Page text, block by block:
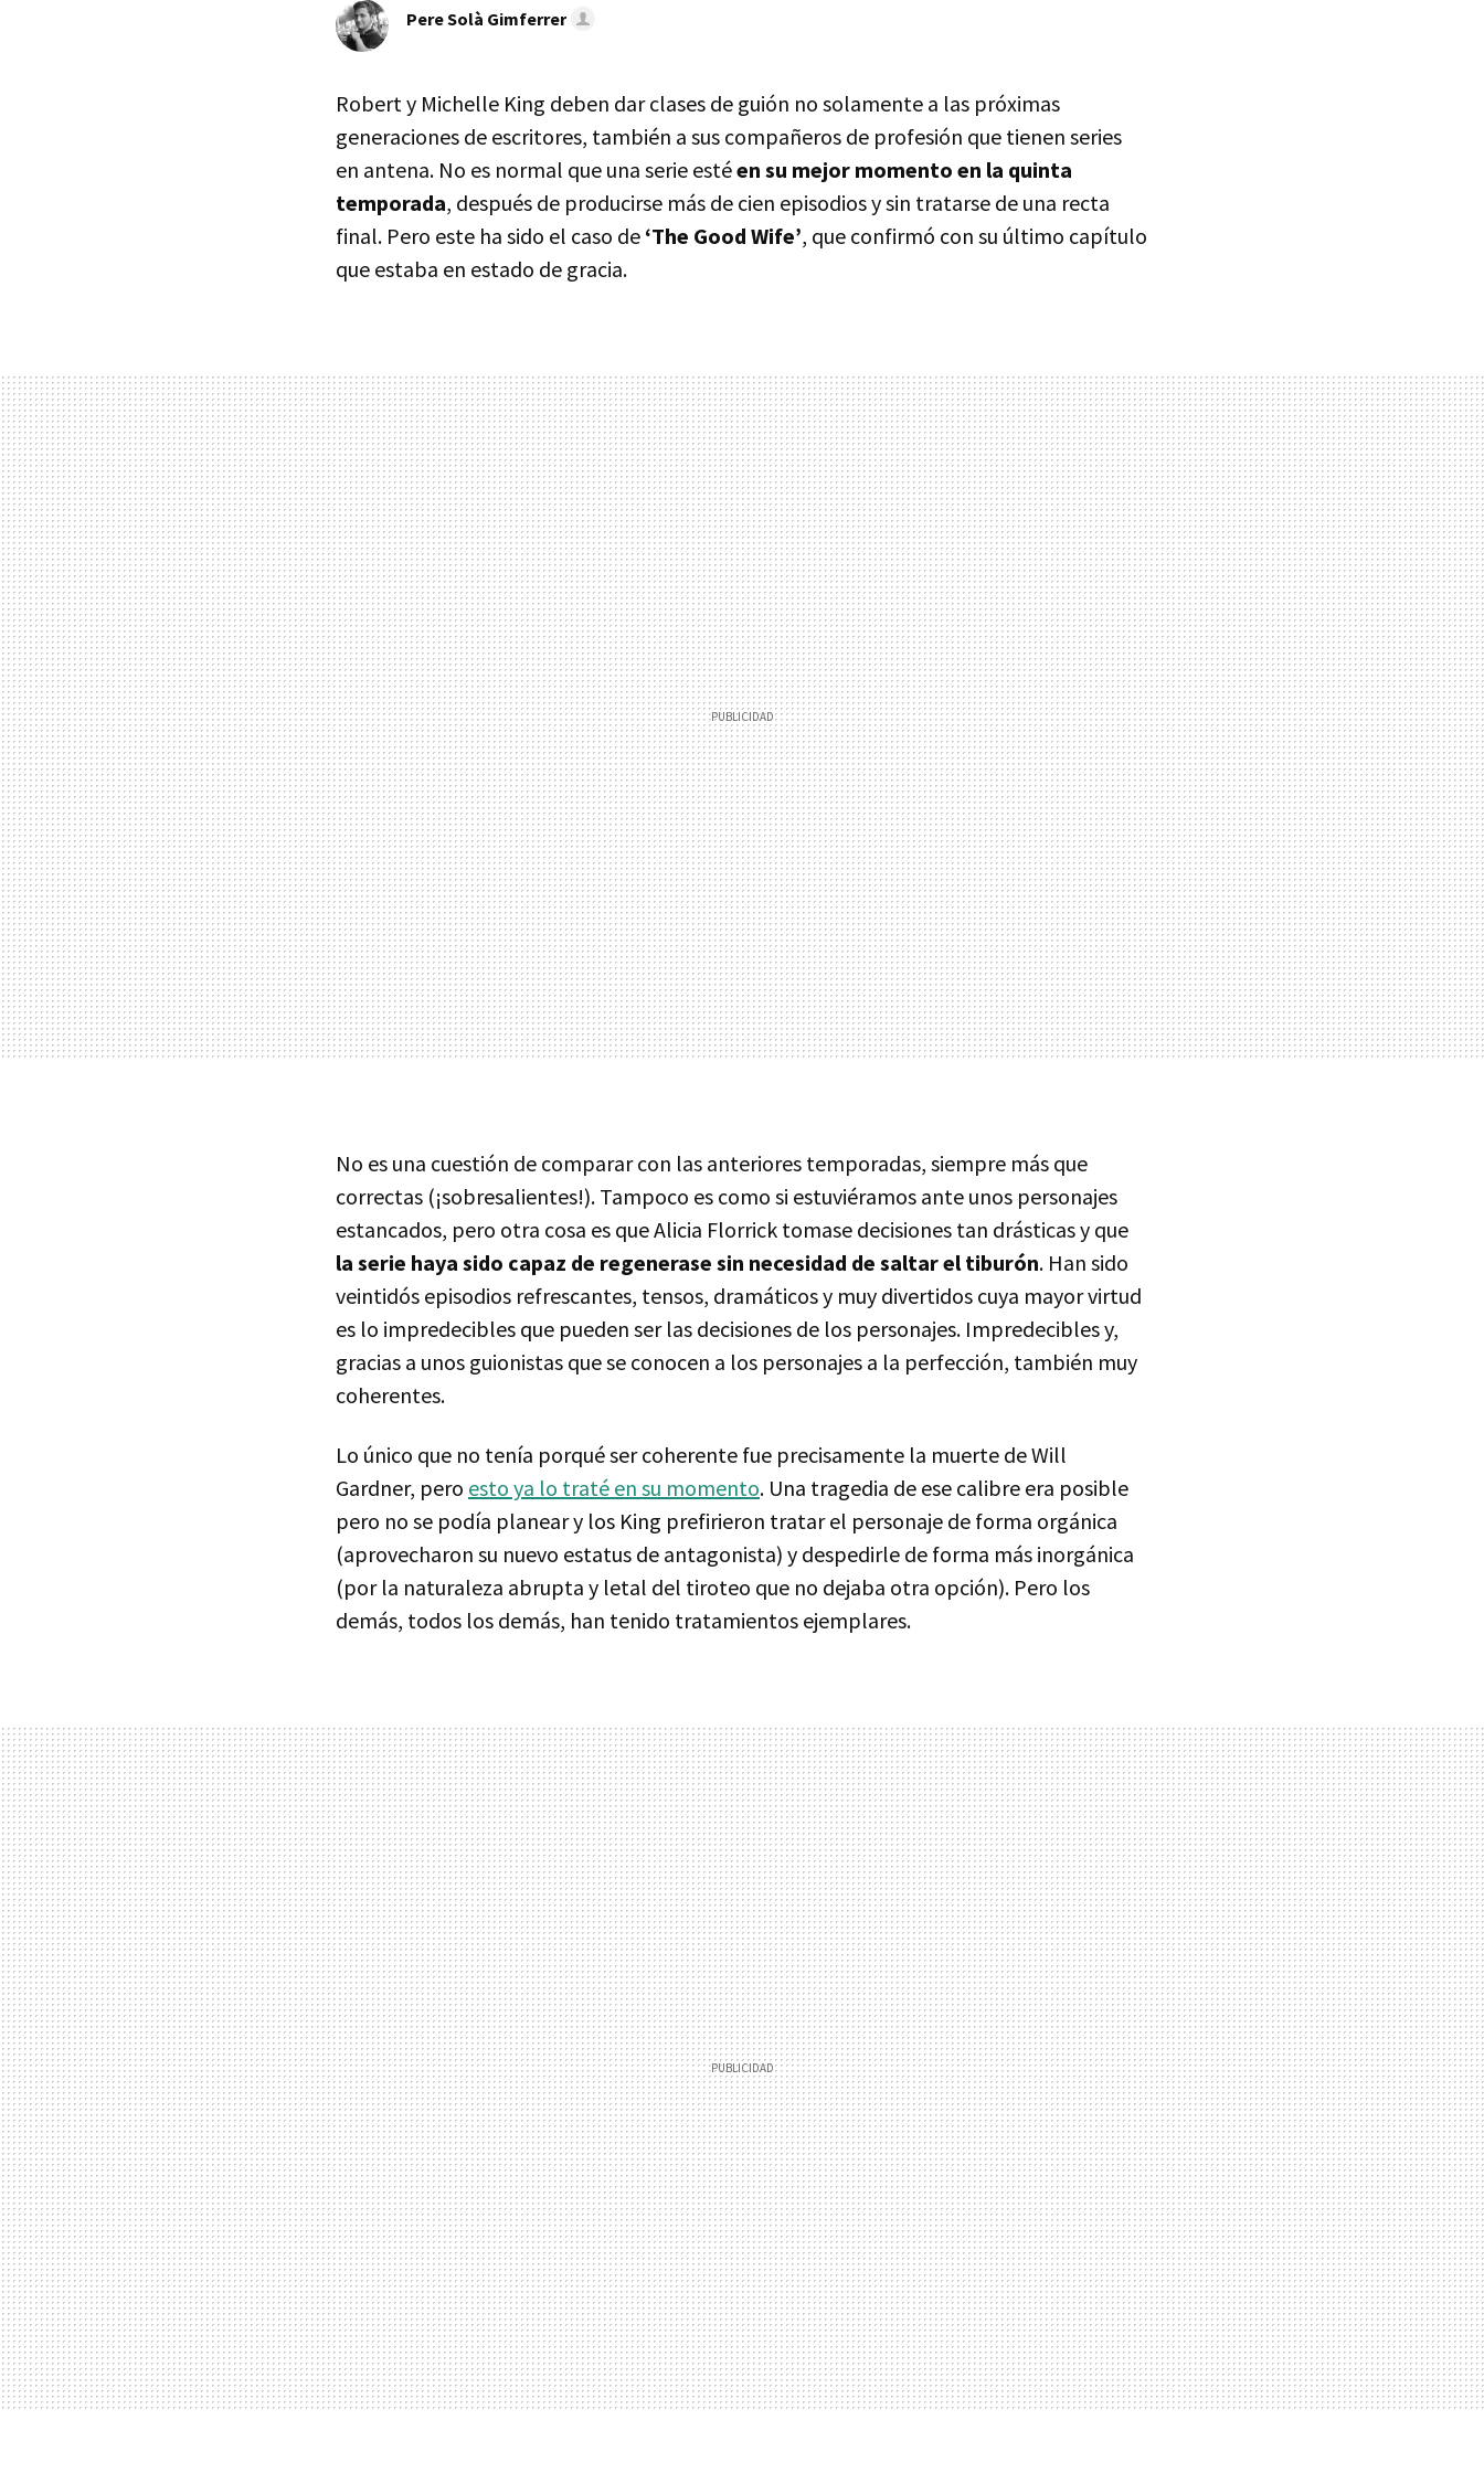
Pere Solà Gimferrer
Robert y Michelle King deben dar clases de guión no solamente a las próximas
generaciones de escritores, también a sus compañeros de profesión que tienen series
en antena. No es normal que una serie estéen su mejor momento en la quinta
temporada, después de producirse más de cien episodios y sin tratarse de una recta
final. Pero este ha sido el caso de ‘The Good Wife’, que confirmó con su último capítulo
que estaba en estado de gracia.
No es una cuestión de comparar con las anteriores temporadas, siempre más que
correctas (¡sobresalientes!). Tampoco es como si estuviéramos ante unos personajes
estancados, pero otra cosa es que Alicia Florrick tomase decisiones tan drásticas y que
la serie haya sido capaz de regenerase sin necesidad de saltar el tiburón. Han sido
veintidós episodios refrescantes, tensos, dramáticos y muy divertidos cuya mayor virtud
es lo impredecibles que pueden ser las decisiones de los personajes. Impredecibles y,
gracias a unos guionistas que se conocen a los personajes a la perfección, también muy
coherentes.
Lo único que no tenía porqué ser coherente fue precisamente la muerte de Will
Gardner, pero esto ya lo traté en su momento. Una tragedia de ese calibre era posible
pero no se podía planear y los King prefirieron tratar el personaje de forma orgánica
(aprovecharon su nuevo estatus de antagonista) y despedirle de forma más inorgánica
(por la naturaleza abrupta y letal del tiroteo que no dejaba otra opción). Pero los
demás, todos los demás, han tenido tratamientos ejemplares.